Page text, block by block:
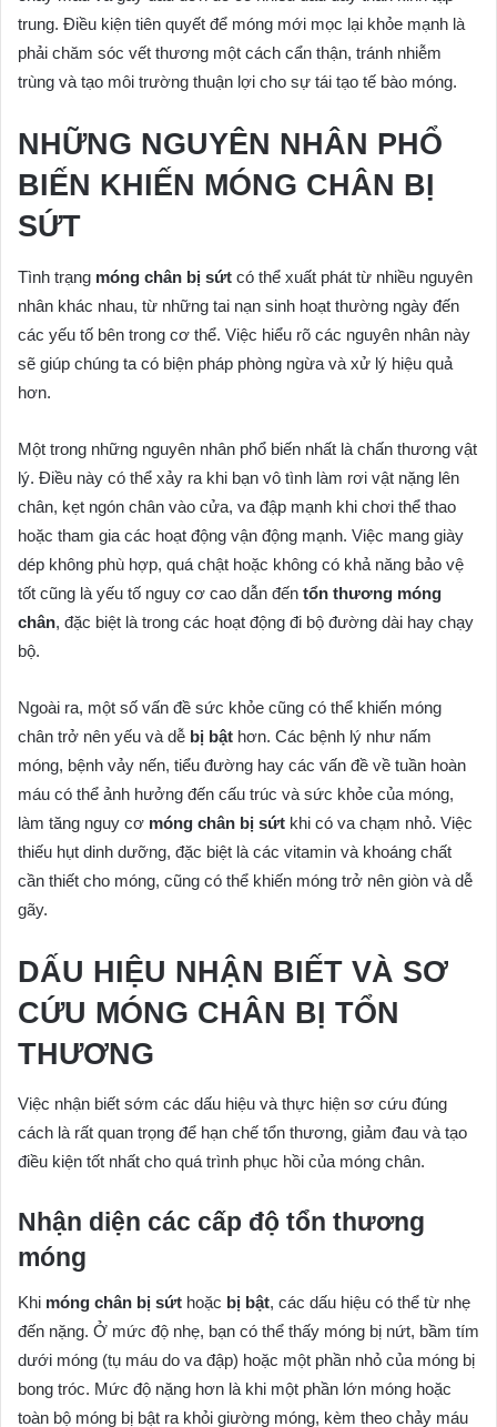
trung. Điều kiện tiên quyết để móng mới mọc lại khỏe mạnh là
phải chăm sóc vết thương một cách cẩn thận, tránh nhiễm
trùng và tạo môi trường thuận lợi cho sự tái tạo tế bào móng.
NHỮNG NGUYÊN NHÂN PHỔ
BIẾN KHIẾN MÓNG CHÂN BỊ
SỨT
Tình trạng móng chân bị sứt có thể xuất phát từ nhiều nguyên
nhân khác nhau, từ những tai nạn sinh hoạt thường ngày đến
các yếu tố bên trong cơ thể. Việc hiểu rõ các nguyên nhân này
sẽ giúp chúng ta có biện pháp phòng ngừa và xử lý hiệu quả
hơn.
Một trong những nguyên nhân phổ biến nhất là chấn thương vật
lý. Điều này có thể xảy ra khi bạn vô tình làm rơi vật nặng lên
chân, kẹt ngón chân vào cửa, va đập mạnh khi chơi thể thao
hoặc tham gia các hoạt động vận động mạnh. Việc mang giày
dép không phù hợp, quá chật hoặc không có khả năng bảo vệ
tốt cũng là yếu tố nguy cơ cao dẫn đến tổn thương móng
chân, đặc biệt là trong các hoạt động đi bộ đường dài hay chạy
bộ.
Ngoài ra, một số vấn đề sức khỏe cũng có thể khiến móng
chân trở nên yếu và dễ bị bật hơn. Các bệnh lý như nấm
móng, bệnh vảy nến, tiểu đường hay các vấn đề về tuần hoàn
máu có thể ảnh hưởng đến cấu trúc và sức khỏe của móng,
làm tăng nguy cơ móng chân bị sứt khi có va chạm nhỏ. Việc
thiếu hụt dinh dưỡng, đặc biệt là các vitamin và khoáng chất
cần thiết cho móng, cũng có thể khiến móng trở nên giòn và dễ
gãy.
DẤU HIỆU NHẬN BIẾT VÀ SƠ
CỨU MÓNG CHÂN BỊ TỔN
THƯƠNG
Việc nhận biết sớm các dấu hiệu và thực hiện sơ cứu đúng
cách là rất quan trọng để hạn chế tổn thương, giảm đau và tạo
điều kiện tốt nhất cho quá trình phục hồi của móng chân.
Nhận diện các cấp độ tổn thương
móng
Khi móng chân bị sứt hoặc bị bật, các dấu hiệu có thể từ nhẹ
đến nặng. Ở mức độ nhẹ, bạn có thể thấy móng bị nứt, bầm tím
dưới móng (tụ máu do va đập) hoặc một phần nhỏ của móng bị
bong tróc. Mức độ nặng hơn là khi một phần lớn móng hoặc
toàn bộ móng bị bật ra khỏi giường móng, kèm theo chảy máu